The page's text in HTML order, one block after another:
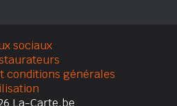
sociaux
conditions générales
La-Carte.be